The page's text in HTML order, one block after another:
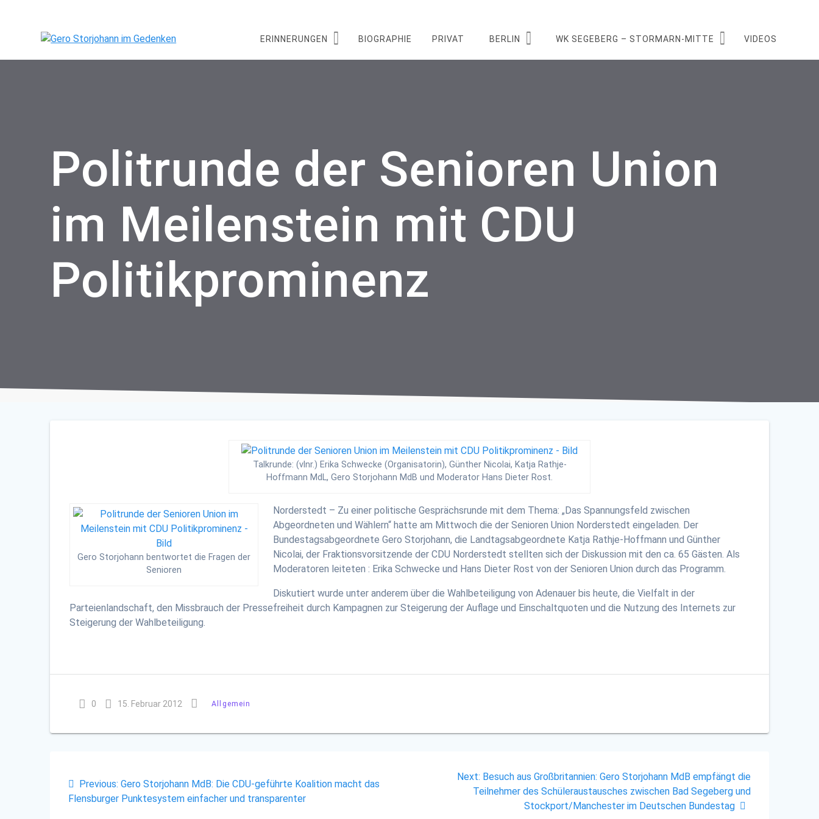
ERINNERUNGEN BIOGRAPHIE PRIVAT BERLIN WK SEGEBERG – STORMARN-MITTE VIDEOS
Politrunde der Senioren Union
im Meilenstein mit CDU
Politikprominenz
Talkrunde: (vlnr.) Erika Schwecke (Organisatorin), Günther Nicolai, Katja Rathje-
Hoffmann MdL, Gero Storjohann MdB und Moderator Hans Dieter Rost.
Gero Storjohann bentwortet die Fragen der
Senioren
Norderstedt – Zu einer politische Gesprächsrunde mit dem Thema: „Das Spannungsfeld zwischen
Abgeordneten und Wählern“ hatte am Mittwoch die der Senioren Union Norderstedt eingeladen. Der
Bundestagsabgeordnete Gero Storjohann, die Landtagsabgeordnete Katja Rathje-Hoffmann und Günther
Nicolai, der Fraktionsvorsitzende der CDU Norderstedt stellten sich der Diskussion mit den ca. 65 Gästen. Als
Moderatoren leiteten : Erika Schwecke und Hans Dieter Rost von der Senioren Union durch das Programm.
Diskutiert wurde unter anderem über die Wahlbeteiligung von Adenauer bis heute, die Vielfalt in der
Parteienlandschaft, den Missbrauch der Pressefreiheit durch Kampagnen zur Steigerung der Auflage und Einschaltquoten und die Nutzung des Internets zur
Steigerung der Wahlbeteiligung.
0 15. Februar 2012 Allgemein
Previous: Previous
post:
Gero Storjohann MdB: Die CDU-geführte Koalition macht das
Flensburger Punktesystem einfacher und transparenter
Next: Next
post:
Besuch aus Großbritannien: Gero Storjohann MdB empfängt die
Teilnehmer des Schüleraustausches zwischen Bad Segeberg und
Stockport/Manchester im Deutschen Bundestag